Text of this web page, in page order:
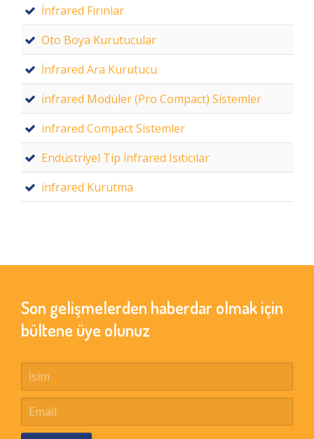
İnfrared Fırınlar
Oto Boya Kurutucular
İnfrared Ara Kurutucu
infrared Modüler (Pro Compact) Sistemler
infrared Compact Sistemler
Endüstriyel Tip İnfrared Isıtıcılar
infrared Kurutma
Son gelişmelerden haberdar olmak için
bültene üye olunuz